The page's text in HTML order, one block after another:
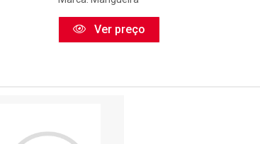
Ver preço